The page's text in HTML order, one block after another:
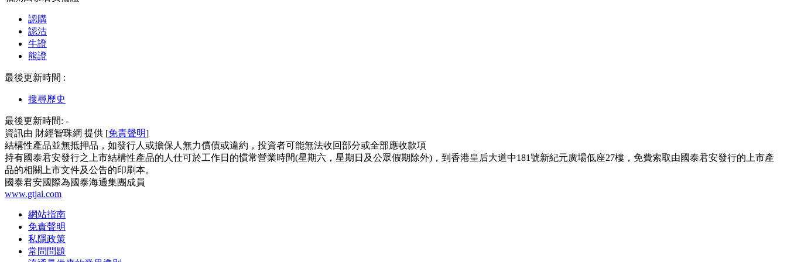
認購
認沽
牛證
熊證
最後更新時間 :
搜尋歷史
最後更新時間: -
資訊由 財經智珠網 提供 [免責聲明]
結構性產品並無抵押品，如發行人或擔保人無力償債或違約，投資者可能無法收回部分或全部應收款項
持有國泰君安發行之上市結構性產品的人仕可於工作日的慣常營業時間(星期六，星期日及公眾假期除外)，到香港皇后大道中181號新紀元廣場低座27樓，免費索取由國泰君安發行的上市產
品的相關上市文件及公告的印刷本。
國泰君安國際為國泰海通集團成員
www.gtjai.com
網站指南
免責聲明
私隱政策
常問問題